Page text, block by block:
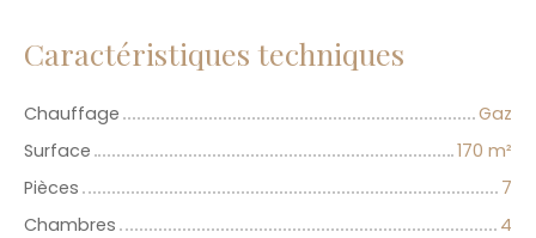
Caractéristiques techniques
Chauffage
Gaz
Surface
170 m²
Pièces
7
Chambres
4